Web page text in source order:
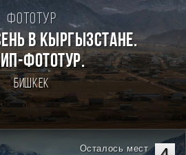
Фототур
в Кыргызстане.
фототур.
Бишкек
Осталось мест